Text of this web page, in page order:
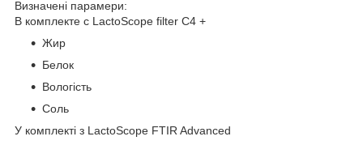
Визначені парамери:
В комплектe с LactoScope filter С4 +
Жир
Белoк
Вологість
Сoль
У комплекті з LactoScope FTIR Advanced